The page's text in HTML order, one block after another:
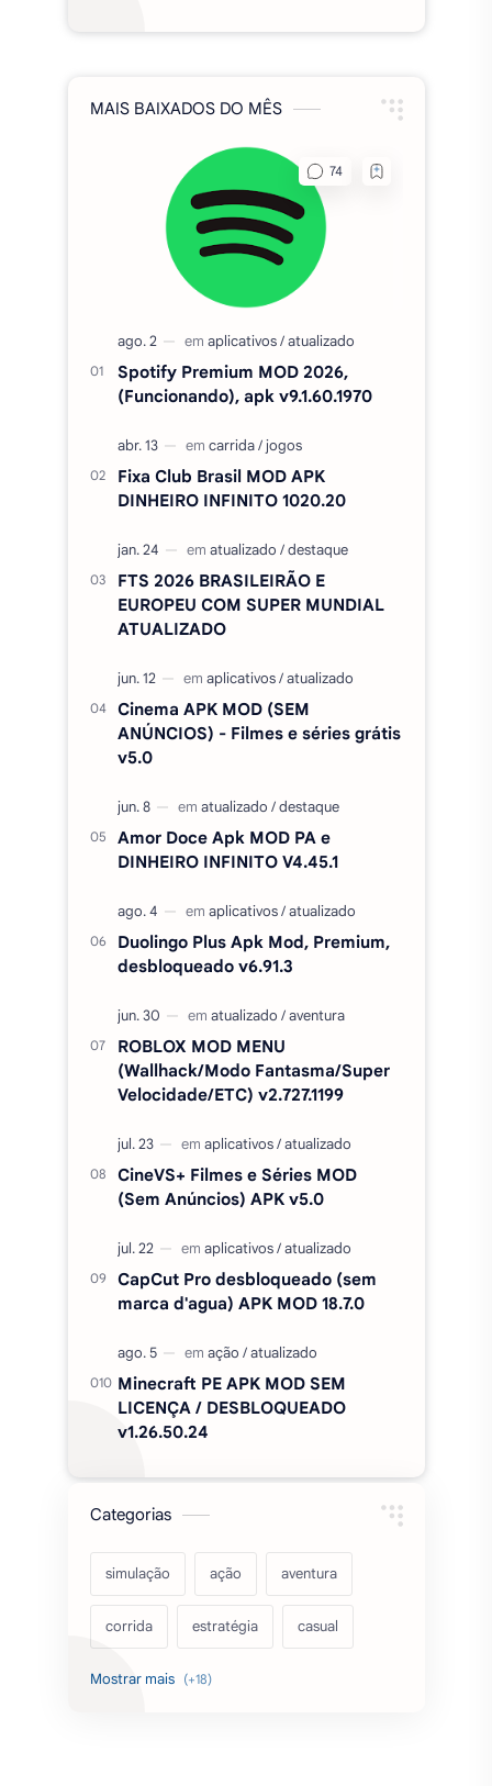
MAIS BAIXADOS DO MÊS
Spotify Premium MOD 2026,
(Funcionando), apk v9.1.60.1970
Fixa Club Brasil MOD APK
DINHEIRO INFINITO 1020.20
FTS 2026 BRASILEIRÃO E
EUROPEU COM SUPER MUNDIAL
ATUALIZADO
Cinema APK MOD (SEM
ANÚNCIOS) - Filmes e séries grátis
v5.0
Amor Doce Apk MOD PA e
DINHEIRO INFINITO V4.45.1
Duolingo Plus Apk Mod, Premium,
desbloqueado v6.91.3
ROBLOX MOD MENU
(Wallhack/Modo Fantasma/Super
Velocidade/ETC) v2.727.1199
CineVS+ Filmes e Séries MOD
(Sem Anúncios) APK v5.0
CapCut Pro desbloqueado (sem
marca d'agua) APK MOD 18.7.0
Minecraft PE APK MOD SEM
LICENÇA / DESBLOQUEADO
v1.26.50.24
Categorias
simulação ação aventura
corrida estratégia casual
acarde esportes